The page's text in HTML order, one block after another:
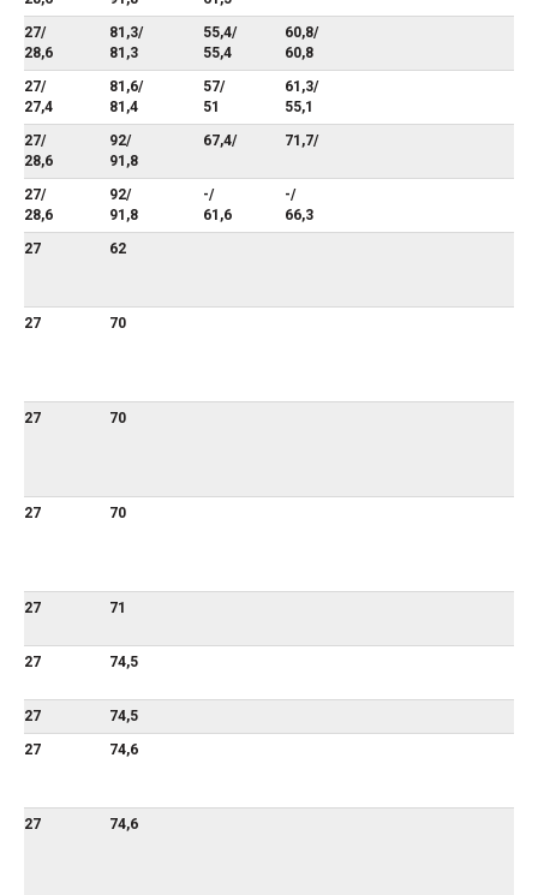
27/
28,6
81,3/
81,3
55,4/
55,4
60,8/
60,8
27/
27,4
81,6/
81,4
57/
51
61,3/
55,1
27/
28,6
92/
91,8
67,4/ 71,7/
27/
28,6
92/
91,8
-/
61,6
-/
66,3
27
62
27 70
27 70
27 70
27 71
27 74,5
27
74,5
27
74,6
27 74,6